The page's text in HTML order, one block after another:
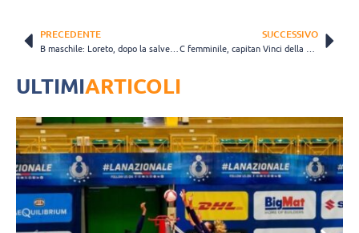
PRECEDENTE SUCCESSIVO
ULTIMIARTICOLI